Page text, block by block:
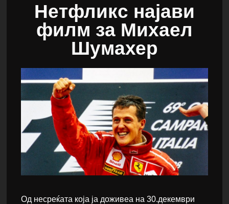
Нетфликс најави
филм за Михаел
Шумахер
Од несреќата која ја доживеа на 30.декември